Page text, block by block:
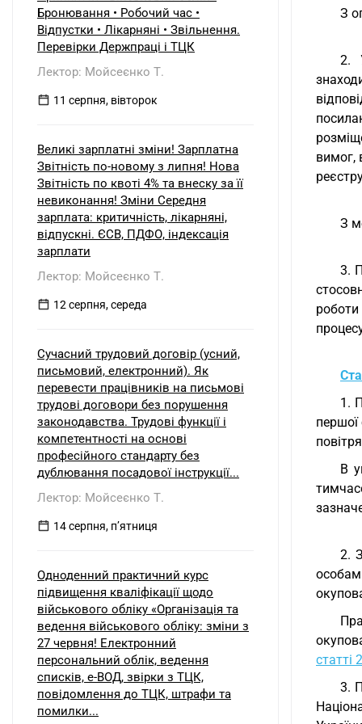
З
2.
вимог,
З
3.
1.
першої
В
2.
статті
3.
Бронювання • Робочий час •
Відпустки • Лікарняні • Звільнення.
Перевірки Держпраці і ТЦК
Лектор: Мойсеєнко Т.
11 серпня, вівторок
Великі зарплатні зміни! Зарплатна
Звітність по-новому з липня! Нова
Звітність по квоті 4% та внеску за її
невиконання! Зміни Середня
зарплата: критичність, лікарняні,
відпускні. ЄСВ, ПДФО, індексація
зарплати
Лектор: Мойсеєнко Т.
12 серпня, середа
Сучасний трудовий договір (усний,
письмовий, електронний). Як
перевести працівників на письмові
трудові договори без порушення
законодавства. Трудові функції і
компетентності на основі
професійного стандарту без
дублювання посадової інструкції...
Лектор: Мойсеєнко Т.
14 серпня, пʼятниця
Одноденний практичний курс
підвищення кваліфікації щодо
військового обліку «Організація та
ведення військового обліку: зміни з
27 червня! Електронний
персональний облік, ведення
списків, е-ВОД, звірки з ТЦК,
повідомлення до ТЦК, штрафи та
помилки...